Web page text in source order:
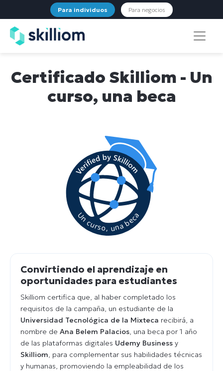
Para individuos Para negocios
Certificado Skilliom - Un
curso, una beca
Convirtiendo el aprendizaje en
oportunidades para estudiantes
Skilliom certifica que, al haber completado los
requisitos de la campaña, un estudiante de la
Universidad Tecnológica de la Mixteca recibirá, a
nombre de Ana Belem Palacios , una beca por 1 año
de las plataformas digitales Udemy Business y
Skilliom , para complementar sus habilidades técnicas
y humanas, promoviendo la empleabilidad de los